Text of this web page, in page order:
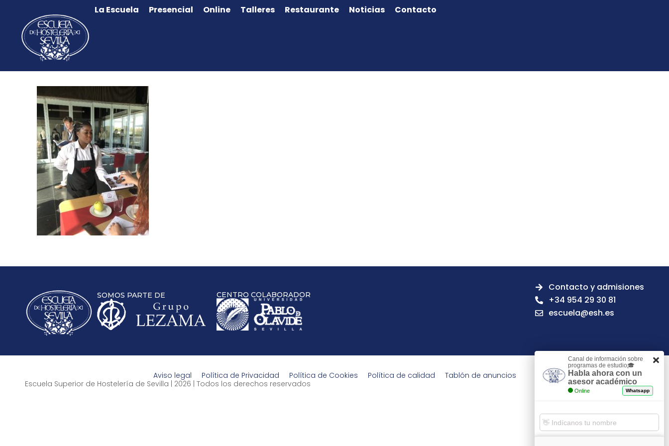
La Escuela Presencial Online Talleres Restaurante Noticias Contacto
SOMOS PARTE DE CENTRO COLABORADOR
Contacto y admisiones
+34 954 29 30 81
escuela@esh.es
Aviso legal Política de Privacidad Política de Cookies Política de calidad
Tablón de anuncios
Escuela Superior de Hostelería de Sevilla | 2026 | Todos los derechos reservados
Canal de información sobre
programas de estudio🎓
Habla ahora con un
asesor académico
Online Whatsapp